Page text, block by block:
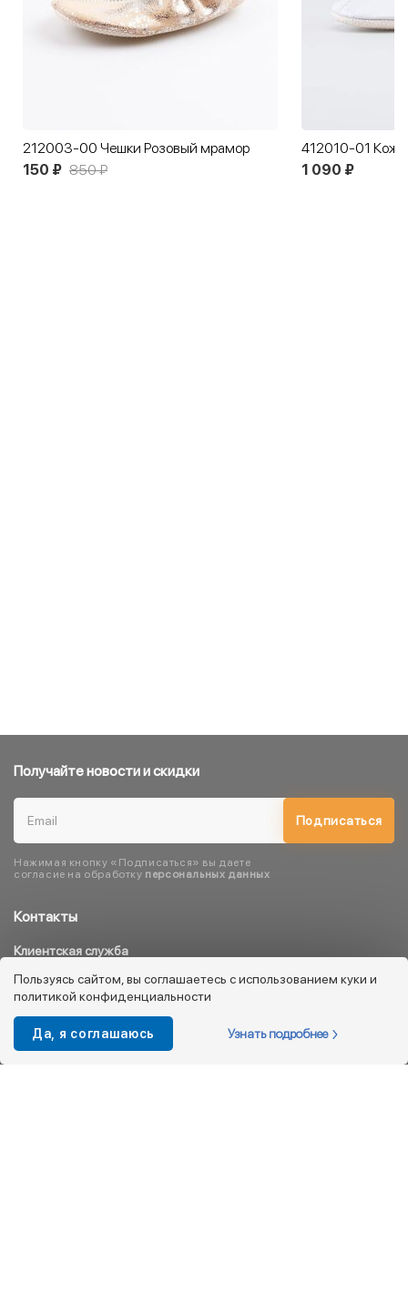
212003-00 Чешки Розовый мрамор
150 ₽ 850 ₽ 1 090 ₽
Контакты
Клиентская служба
8 800 333 08 45
info@kotofey.ru
Магазины в Москва (50)
Получайте новости и скидки
Подписаться
Нажимая кнопку «Подписаться» вы даете
согласие на обработку персональных данных
Пользуясь сайтом, вы соглашаетесь с использованием куки и
политикой конфиденциальности
Да, я соглашаюсь Узнать подробнее